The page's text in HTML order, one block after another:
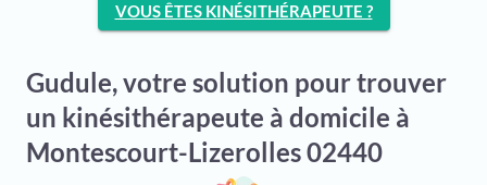
VOUS ÊTES KINÉSITHÉRAPEUTE ?
Gudule, votre solution pour trouver
un kinésithérapeute à domicile à
Montescourt-Lizerolles 02440